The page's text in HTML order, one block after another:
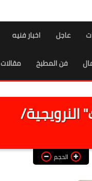
عاجل اخبار فنيه
فن المطبخ مقالات
الحجم